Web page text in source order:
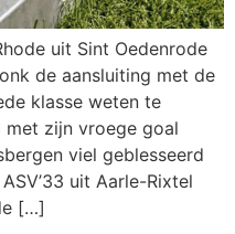
uit Sint Oedenrode
de aansluiting met de
klasse weten te
met zijn vroege goal
viel geblesseerd
uit Aarle-Rixtel
[…]